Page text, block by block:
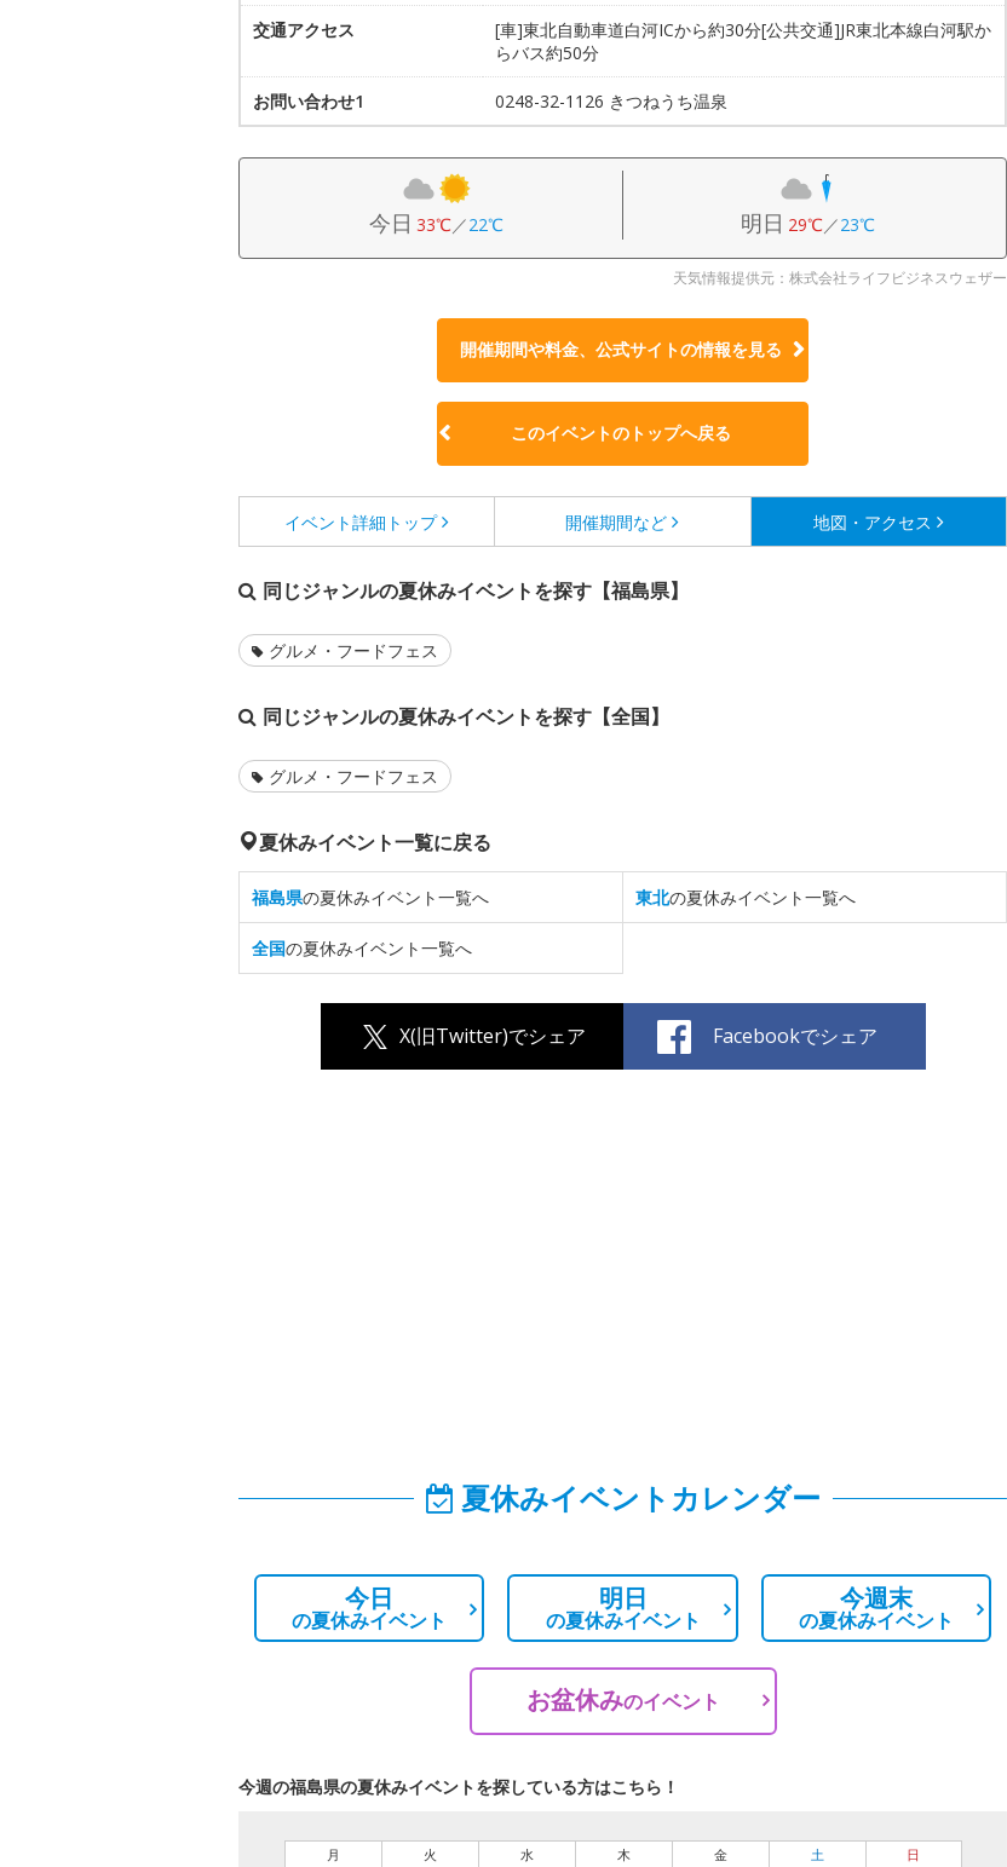
交通アクセス
[車]東北自動車道白河ICから約30分[公共交通]JR東北本線白河駅か
らバス約50分
お問い合わせ1 0248-32-1126 きつねうち温泉
今日 33℃／22℃ 明日 29℃／23℃
天気情報提供元：株式会社ライフビジネスウェザー
開催期間や料金、公式サイトの情報を見る
このイベントのトップへ戻る
イベント詳細 トップ 開催期間など 地図・アクセス
同じジャンルの夏休みイベントを探す【福島県】
グルメ・フードフェス
同じジャンルの夏休みイベントを探す【全国】
グルメ・フードフェス
夏休みイベント一覧に戻る
福島県の夏休みイベント一覧へ 東北の夏休みイベント一覧へ
全国の夏休みイベント一覧へ
X(旧Twitter)でシェア Facebookでシェア
夏休みイベントカレンダー
今日
の夏休みイベント
明日
の夏休みイベント
今週末
の夏休みイベント
お盆休みのイベント
今週の福島県の夏休みイベントを探している方はこちら！
月 火 水 木 金 土 日